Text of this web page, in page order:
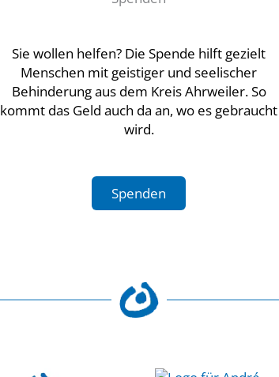
Sie wollen helfen? Die Spende hilft gezielt
Menschen mit geistiger und seelischer
Behinderung aus dem Kreis Ahrweiler. So
kommt das Geld auch da an, wo es gebraucht
wird.
Spenden